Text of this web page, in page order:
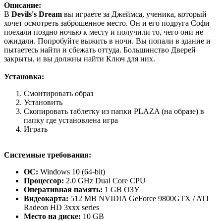
Описание:
В Devils's Dream вы играете за Джеймса, ученика, который
хочет осмотреть заброшенное место. Он и его подруга Софи
поехали поздно ночью к месту и получили то, чего они не
ожидали. Попробуйте выжить в ночи. Вы попали в здание и
пытаетесь найти и сбежать оттуда. Большинство Дверей
закрыты, и вы должны найти Ключ для них.
Установка:
Смонтировать образ
Установить
Скопировать таблетку из папки PLAZA (на образе) в
папку где установлена игра
Играть
Системные требования:
ОС: Windows 10 (64-bit)
Процессор: 2.0 GHz Dual Core CPU
Оперативная память: 1 GB ОЗУ
Видеокарта: 512 MB NVIDIA GeForce 9800GTX / ATI
Radeon HD 3xxx series
Место на диске: 10 GB